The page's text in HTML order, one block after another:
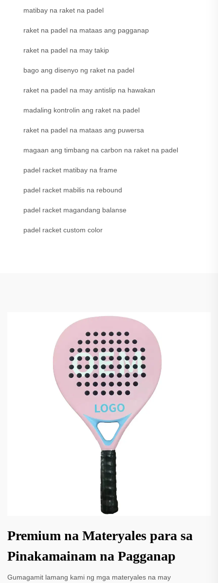
matibay na raket na padel
raket na padel na mataas ang pagganap
raket na padel na may takip
bago ang disenyo ng raket na padel
raket na padel na may antislip na hawakan
madaling kontrolin ang raket na padel
raket na padel na mataas ang puwersa
magaan ang timbang na carbon na raket na padel
padel racket matibay na frame
padel racket mabilis na rebound
padel racket magandang balanse
padel racket custom color
Premium na Materyales para sa
Pinakamainam na Pagganap
Gumagamit lamang kami ng mga materyales na may